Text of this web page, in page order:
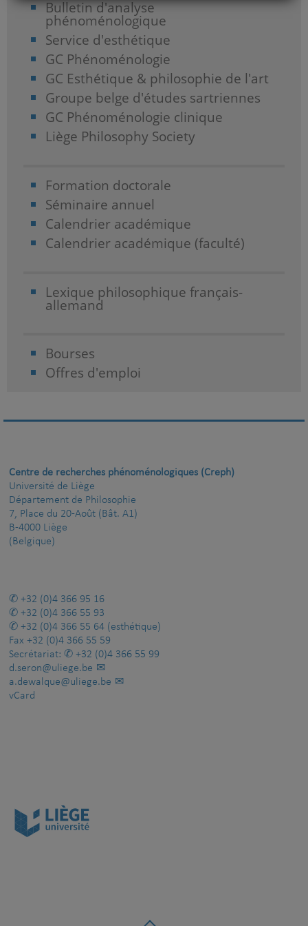
Bulletin d'analyse
phénoménologique
Service d'esthétique
GC Phénoménologie
GC Esthétique & philosophie de l'art
Groupe belge d'études sartriennes
GC Phénoménologie clinique
Liège Philosophy Society
Formation doctorale
Séminaire annuel
Calendrier académique
Calendrier académique (faculté)
Lexique philosophique français-
allemand
Bourses
Offres d'emploi
Centre de recherches phénoménologiques (Creph)
Université de Liège
Département de Philosophie
7, Place du 20-Août (Bât. A1)
B-4000 Liège
(Belgique)
+32 (0)4 366 95 16
+32 (0)4 366 55 93
+32 (0)4 366 55 64 (esthétique)
Fax +32 (0)4 366 55 59
Secrétariat:
+32 (0)4 366 55 99
d.seron@uliege.be
a.dewalque@uliege.be
vCard